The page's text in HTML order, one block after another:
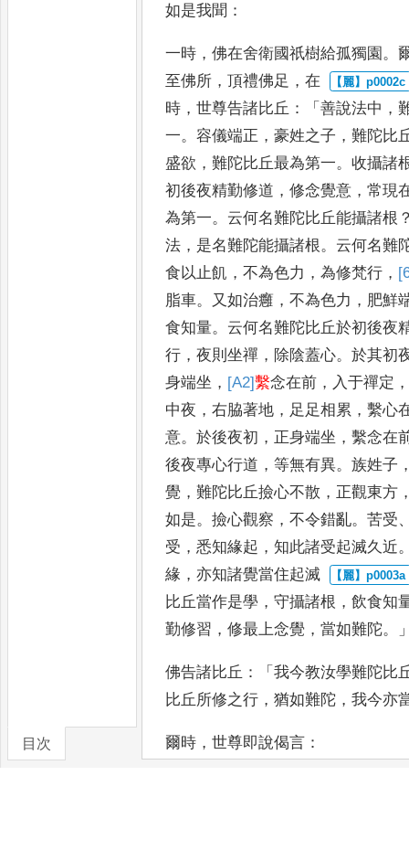
目次
如是我聞 ：
一時 ，佛在舍衛國祇樹給孤獨園 。
至佛所 ，頂禮佛足 ，在
時 ，世尊告諸比丘 ：「善說法中 ，
一。容儀端正 ，豪姓之子 ，難陀比
盛欲 ，難陀比丘最為第一。收攝諸
初後夜精勤修道 ，修念覺意 ，常現
為第一。 云何名難陀比丘能攝諸根
法 ， 是名難陀能攝諸根。 云何名難
食以止飢 ，不為色力 ，為修梵行 ，
脂車。 又如治癰 ，不為色力 ， 肥鮮
食知量。 云何名難陀比丘於初後夜
行 ，夜則坐禪 ， 除陰蓋心。於其初
身端坐 ， [A2]繫念在前 ， 入于禪定
中夜 ，右脇著地 ， 足足相累 ，繫心
意。於後夜初 ， 正身端坐 ，繫念在
後夜專心行道 ，等無有異。族姓子
覺 ，難陀比丘撿心不散 ， 正觀東方
如是。撿心觀察 ，不令錯亂。苦受
受 ，悉知緣起 ，知此諸受起滅久近
緣 ，亦知諸覺當住起滅
比丘當作是學 ，守攝諸根 ，飲食知
勤修習 ，修最上念覺 ，當如難陀。
佛告諸比丘 ：「我今教汝學難陀比
比丘所修之行 ，猶如難陀 ，我今亦
爾時 ，世尊即說偈言 ：